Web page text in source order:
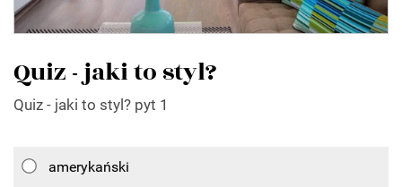
Quiz - jaki to styl?
Quiz - jaki to styl? pyt 1
amerykański